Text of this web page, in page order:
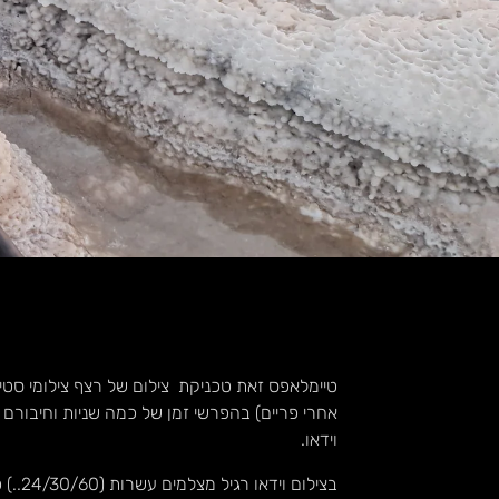
טיימלאפס זאת טכניקת צילום של רצף צילומי
אחרי פריים) בהפרשי זמן של כמה שניות
וידאו.
בצילום